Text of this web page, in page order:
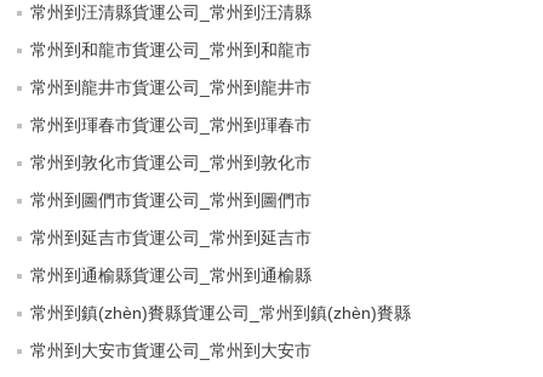
常州到汪清縣貨運公司_常州到汪清縣
常州到和龍市貨運公司_常州到和龍市
常州到龍井市貨運公司_常州到龍井市
常州到琿春市貨運公司_常州到琿春市
常州到敦化市貨運公司_常州到敦化市
常州到圖們市貨運公司_常州到圖們市
常州到延吉市貨運公司_常州到延吉市
常州到通榆縣貨運公司_常州到通榆縣
常州到鎮(zhèn)賚縣貨運公司_常州到鎮(zhèn)賚縣
常州到大安市貨運公司_常州到大安市